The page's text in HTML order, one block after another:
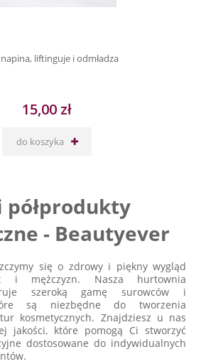
napina, liftinguje i odmładza
15,00 zł
do koszyka
półprodukty
- Beautyever
się o zdrowy i piękny wygląd
i mężczyzn. Nasza hurtownia
szeroką gamę surowców i
są niezbędne do tworzenia
kosmetycznych. Znajdziesz u nas
jakości, które pomogą Ci stworzyć
dostosowane do indywidualnych